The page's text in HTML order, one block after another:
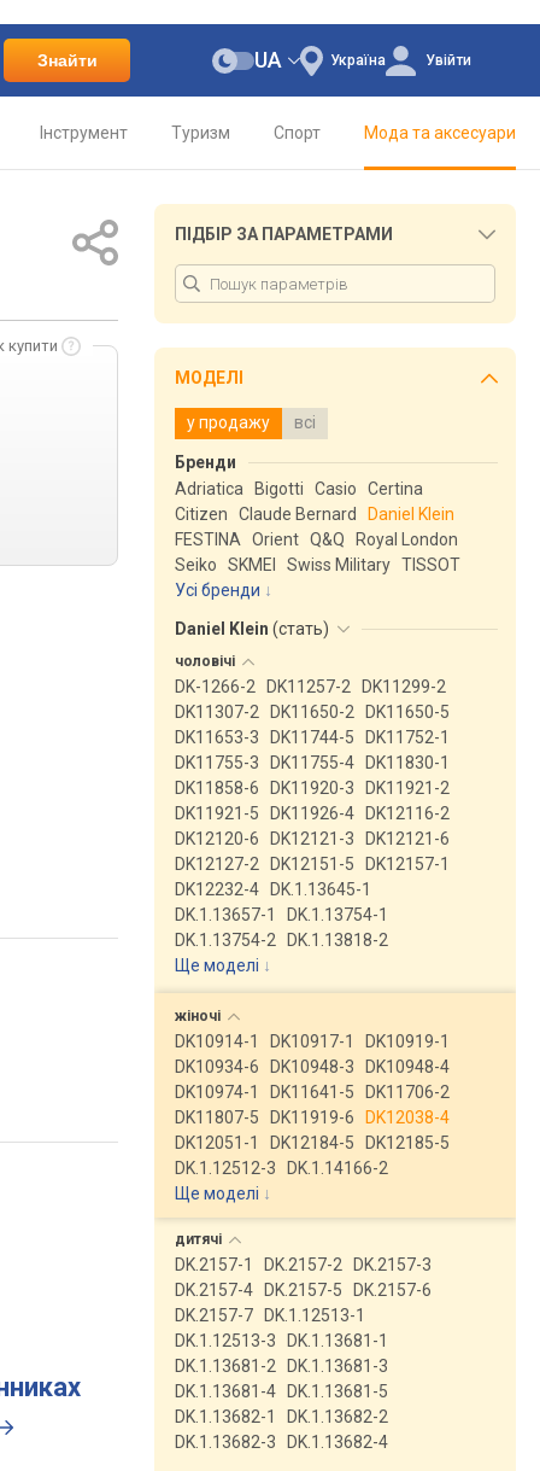
Знайти Україна
UA Увійти
Інструмент Туризм Спорт Мода та аксесуари
купити
ПІДБІР ЗА ПАРАМЕТРАМИ
МОДЕЛІ
у продажу всі
Бренди
Adriatica
Bigotti Casio
Certina
Citizen
Claude Bernard
Daniel Klein
FESTINA
Orient Q&Q
Royal London
Seiko
SKMEI Swiss Military TISSOT
Усі бренди
Daniel Klein (стать)
чоловічі
DK-1266-2 DK11257-2
DK11299-2
DK11307-2
DK11650-2
DK11650-5
DK11653-3
DK11744-5
DK11752-1
DK11755-3
DK11755-4
DK11830-1
DK11858-6
DK11920-3
DK11921-2
DK11921-5
DK11926-4
DK12116-2
DK12120-6
DK12121-3
DK12121-6
DK12127-2
DK12151-5
DK12157-1
DK12232-4
DK.1.13645-1
DK.1.13657-1
DK.1.13754-1
DK.1.13754-2
DK.1.13818-2
Ще моделі ↓
жіночі
DK10914-1 DK10917-1
DK10919-1
DK10934-6
DK10948-3
DK10948-4
DK10974-1
DK11641-5
DK11706-2
DK11807-5
DK11919-6
DK12038-4
DK12051-1
DK12184-5
DK12185-5
DK.1.12512-3
DK.1.14166-2
Ще моделі ↓
дитячі
DK.2157-1 DK.2157-2
DK.2157-3
DK.2157-4
DK.2157-5
DK.2157-6
DK.2157-7
DK.1.12513-1
DK.1.12513-3
DK.1.13681-1
DK.1.13681-2
DK.1.13681-3
DK.1.13681-4
DK.1.13681-5
DK.1.13682-1
DK.1.13682-2
DK.1.13682-3
DK.1.13682-4